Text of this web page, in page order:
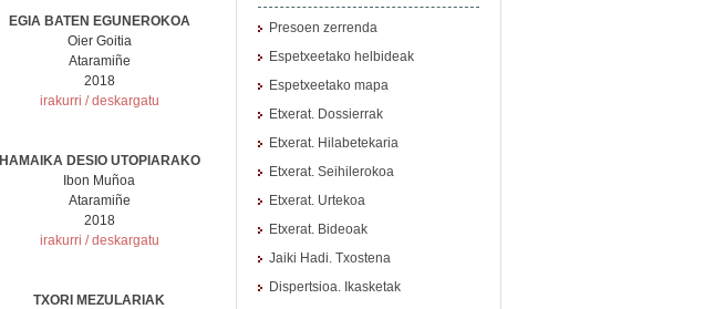
EGIA BATEN EGUNEROKOA
Oier Goitia
Ataramiñe
2018
irakurri / deskargatu
HAMAIKA DESIO UTOPIARAKO
Ibon Muñoa
Ataramiñe
2018
irakurri / deskargatu
TXORI MEZULARIAK
Presoen zerrenda
Espetxeetako helbideak
Espetxeetako mapa
Etxerat. Dossierrak
Etxerat. Hilabetekaria
Etxerat. Seihilerokoa
Etxerat. Urtekoa
Etxerat. Bideoak
Jaiki Hadi. Txostena
Dispertsioa. Ikasketak